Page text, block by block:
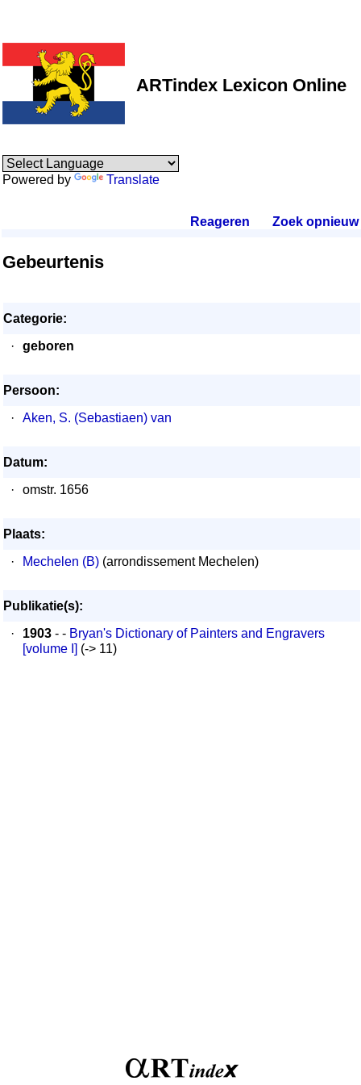
ARTindex Lexicon Online
Powered by Translate
Reageren Zoek opnieuw.
Gebeurtenis
Categorie:
·
geboren
Persoon:
·
Aken, S. (Sebastiaen) van
Datum:
·
omstr. 1656
Plaats:
·
Mechelen (B) (arrondissement Mechelen)
Publikatie(s):
·
1903 - - Bryan's Dictionary of Painters and Engravers
[volume I] (-> 11)